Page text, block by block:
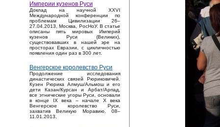
Империи кузенов Руси
Доклад на научной XXVI
Международной конференции по
проблемам Цивилизации 26–
27.04.2013, Москва, РосНоУ. В статье
описаны пять мировых Империй
кузенов Руси (Великих),
существовавших в нашей эре на
просторах Евразии, с цикличностью
появления один раз в 300 лет.
Венгерское королевство Руси
Продолжение исследования
династических связей Рюриковичей.
Кузен Рюрика Алмуш/Альмош и его
дети Казан/Курсан и Арбат/Арпад,
все этнические угоры Руси, основали
в конце IX века – начале X века
Венгерское королевство Руси,
захватив Великую Моравию. 08–
11.01.2013.